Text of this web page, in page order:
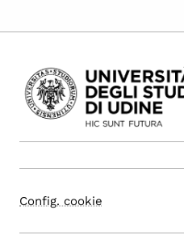
Config. cookie